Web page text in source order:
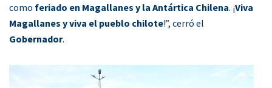
como feriado en Magallanes y la Antártica Chilena. ¡Viva
Magallanes y viva el pueblo chilote!”, cerró el
Gobernador.